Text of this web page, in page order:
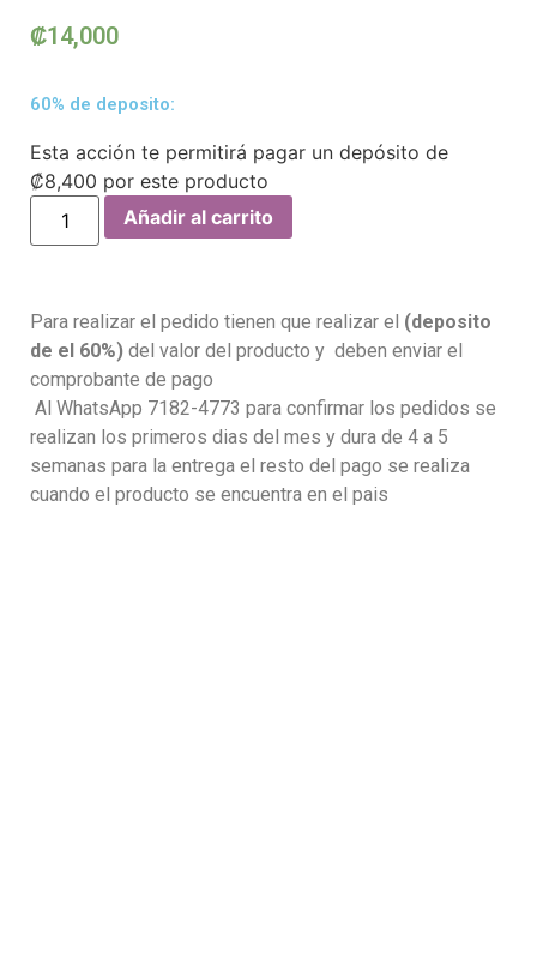
₡14,000
60% de deposito:
Esta acción te permitirá pagar un depósito de
₡8,400 por este producto
Añadir al carrito
Para realizar el pedido tienen que realizar el (deposito
de el 60%) del valor del producto y deben enviar el
comprobante de pago
Al WhatsApp 7182-4773 para confirmar los pedidos se
realizan los primeros dias del mes y dura de 4 a 5
semanas para la entrega el resto del pago se realiza
cuando el producto se encuentra en el pais